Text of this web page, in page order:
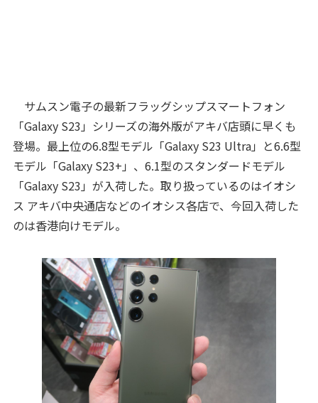
サムスン電子の最新フラッグシップスマートフォン
「Galaxy S23」シリーズの海外版がアキバ店頭に早くも
登場。最上位の6.8型モデル「Galaxy S23 Ultra」と6.6型
モデル「Galaxy S23+」、6.1型のスタンダードモデル
「Galaxy S23」が入荷した。取り扱っているのはイオシ
ス アキバ中央通店などのイオシス各店で、今回入荷した
のは香港向けモデル。